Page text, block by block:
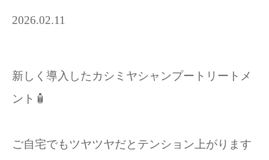
2026.02.11
新しく導入したカシミヤシャンプートリートメ
ント🧴
ご自宅でもツヤツヤだとテンション上がります